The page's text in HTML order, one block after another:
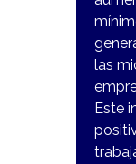
las
Este